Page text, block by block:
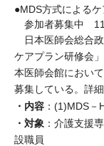
●MDS方式による
参加者募集中 11
日本医師会総合
ケアプラン研修会
本医師会館におい
募集している。詳
・内容 ：(1)MDS－
・対象 ：介護支援
設職員